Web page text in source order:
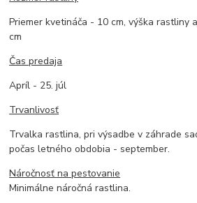
Priemer kvetináča - 10 cm, výška rastliny
cm
Čas predaja
Apríl - 25. júl
Trvanlivosť
Trvalka rastlina, pri výsadbe v záhrade
počas letného obdobia - september.
Náročnosť na pestovanie
Minimálne náročná rastlina.